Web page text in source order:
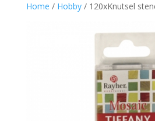
Home / Hobby/ 120xKnutsel